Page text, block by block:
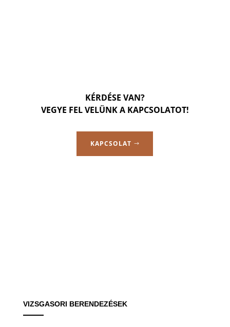
KÉRDÉSE VAN?
VEGYE FEL VELÜNK A KAPCSOLATOT!
KAPCSOLAT
VIZSGASORI BERENDEZÉSEK